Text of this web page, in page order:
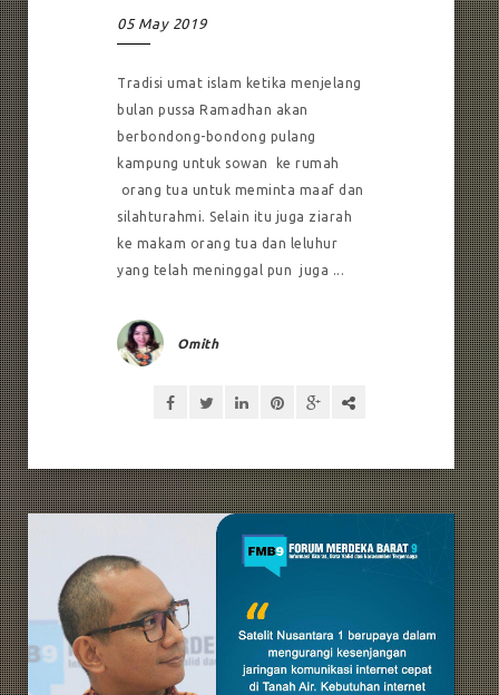
05 May 2019
Tradisi umat islam ketika menjelang
bulan pussa Ramadhan akan
berbondong-bondong pulang
kampung untuk sowan ke rumah
orang tua untuk meminta maaf dan
silahturahmi. Selain itu juga ziarah
ke makam orang tua dan leluhur
yang telah meninggal pun juga ...
Omith